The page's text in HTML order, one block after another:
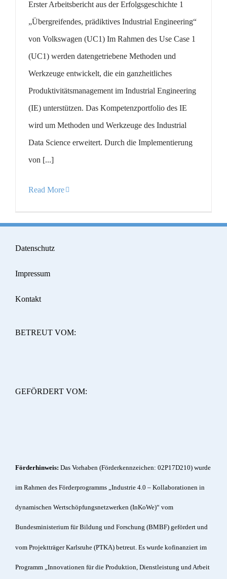
Erster Arbeitsbericht aus der Erfolgsgeschichte 1
„Übergreifendes, prädiktives Industrial Engineering“
von Volkswagen (UC1) Im Rahmen des Use Case 1
(UC1) werden datengetriebene Methoden und
Werkzeuge entwickelt, die ein ganzheitliches
Produktivitätsmanagement im Industrial Engineering
(IE) unterstützen. Das Kompetenzportfolio des IE
wird um Methoden und Werkzeuge des Industrial
Data Science erweitert. Durch die Implementierung
von [...]
Read More
Datenschutz
Impressum
Kontakt
BETREUT VOM:
GEFÖRDERT VOM:
Förderhinweis: Das Vorhaben (Förderkennzeichen: 02P17D210) wurde
im Rahmen des Förderprogramms „Industrie 4.0 – Kollaborationen in
dynamischen Wertschöpfungsnetzwerken (InKoWe)“ vom
Bundesministerium für Bildung und Forschung (BMBF) gefördert und
vom Projektträger Karlsruhe (PTKA) betreut. Es wurde kofinanziert im
Programm „Innovationen für die Produktion, Dienstleistung und Arbeit